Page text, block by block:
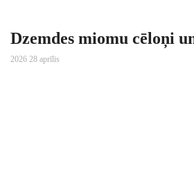
Dzemdes miomu cēloņi
2026 28 aprīlis